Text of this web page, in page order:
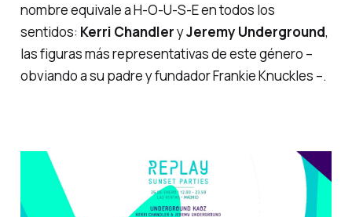
nombre equivale a H-O-U-S-E en todos los
sentidos: Kerri ChandleryJeremy Underground,
las figuras más representativas de este género –
obviando a su padre y fundador Frankie Knuckles –.